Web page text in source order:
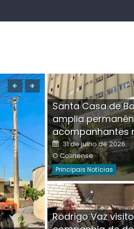
Boutique na
invadida por
Santa Casa de
amplia
acompanhantes
Posted
on
31 de julho de 2026
O Colinense
Principais Notícias
Rodrigo Vaz